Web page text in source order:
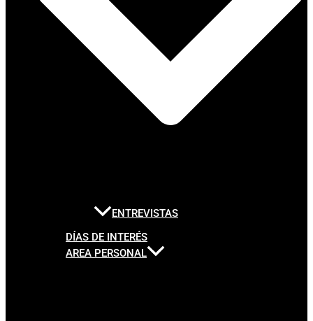
ENTREVISTAS
DÍAS DE INTERÉS
AREA PERSONAL